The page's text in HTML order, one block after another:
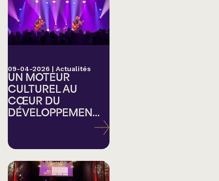
09-04-2026 | Actualités
UN MOTEUR
CULTUREL AU
CŒUR DU
DÉVELOPPEMEN...